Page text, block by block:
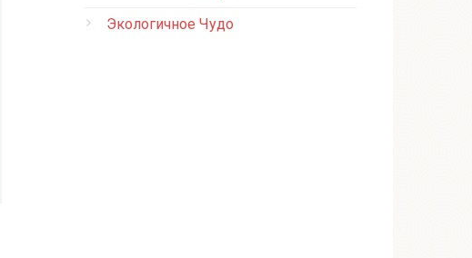
Экологичное Чудо